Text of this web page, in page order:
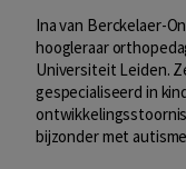
Ina van Berckelaer-
hoogleraar
Universiteit Leiden.
gespecialiseerd in
bijzonder met